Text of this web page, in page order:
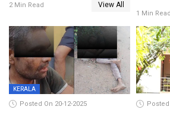
ഊർജ്ജിതമാക്കിമാക്കി
2 Min Read View All
1 Min Read
KERALA
Posted On 20-12-2025 Posted